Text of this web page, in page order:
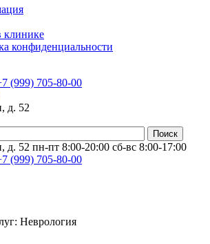
клинике
конфиденциальности
(999) 705-80-00
д. 52
Поиск
д. 52 пн-пт 8:00-20:00 сб-вс 8:00-17:00
(999) 705-80-00
Неврология